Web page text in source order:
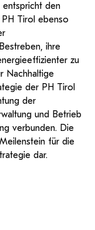
entspricht den
Tirol ebenso
ihre
zu
Nachhaltige
der PH Tirol
der
und Betrieb
verbunden. Die
für die
dar.